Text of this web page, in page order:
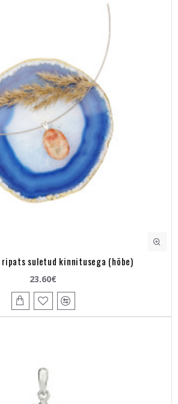
ripats suletud kinnitusega (hõbe)
23.60€